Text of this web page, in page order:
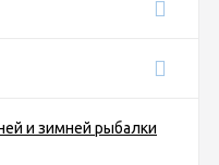
и зимней рыбалки